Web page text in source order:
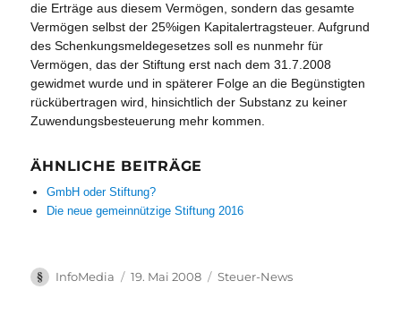
die Erträge aus diesem Vermögen, sondern das gesamte
Vermögen selbst der 25%igen Kapitalertragsteuer. Aufgrund
des Schenkungsmeldegesetzes soll es nunmehr für
Vermögen, das der Stiftung erst nach dem 31.7.2008
gewidmet wurde und in späterer Folge an die Begünstigten
rückübertragen wird, hinsichtlich der Substanz zu keiner
Zuwendungsbesteuerung mehr kommen.
ÄHNLICHE BEITRÄGE
GmbH oder Stiftung?
Die neue gemeinnützige Stiftung 2016
Autor
InfoMedia
Veröffentlicht
19. Mai 2008 Kategorien
Steuer-News